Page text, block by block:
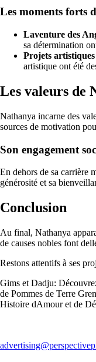
Les moments forts
Laventure des
sa détermination
Projets
artistique ont été
Les valeurs de
Nathanya incarne des
sources de motivation
Son engagement
En dehors de sa carrière
générosité et sa
Conclusion
Au final, Nathanya
de causes nobles font
Restons attentifs à ses
Gims et Dadju:
de Pommes de Terre
Histoire dAmour et de